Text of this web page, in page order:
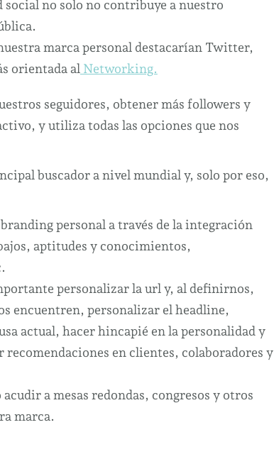
no solo no contribuye a nuestro
marca personal destacarían Twitter,
orientada al Networking.
seguidores, obtener más followers y
y utiliza todas las opciones que nos
buscador a nivel mundial y, solo por eso,
personal a través de la integración
aptitudes y conocimientos,
personalizar la url y, al definirnos,
encuentren, personalizar el headline,
actual, hacer hincapié en la personalidad y
recomendaciones en clientes, colaboradores y
a mesas redondas, congresos y otros
marca.